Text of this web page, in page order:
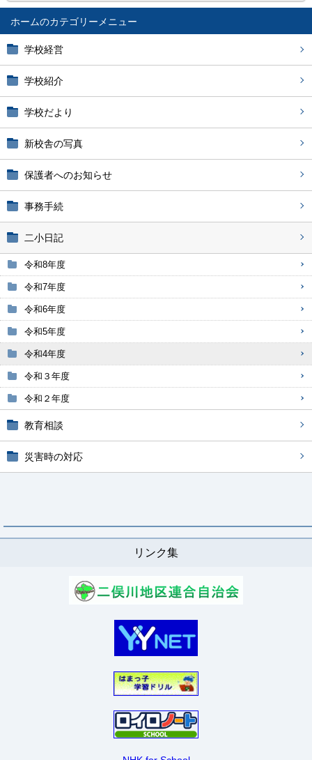
ホーム
学校経営
学校紹介
学校だより
新校舎の写真
保護者へのお知らせ
事務手続
二小日記
令和8年度
令和7年度
令和6年度
令和5年度
令和4年度
令和３年度
令和２年度
教育相談
災害時の対応
リンク集